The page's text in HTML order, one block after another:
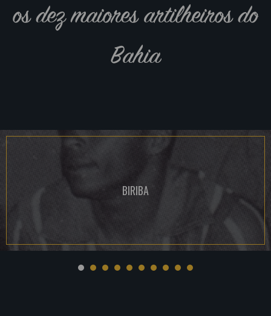
os dez maiores artilheiros do
Bahia
BIRIBA